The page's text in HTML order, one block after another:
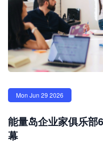
Mon Jun 29 2026
能量岛企业家俱乐
幕